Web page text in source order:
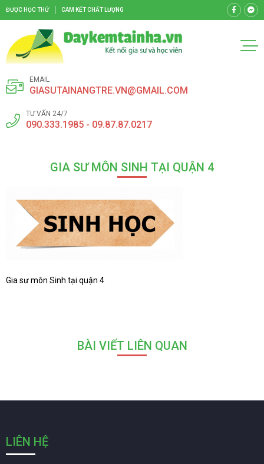
ĐƯỢC HỌC THỬ CAM KẾT CHẤT LƯỢNG
EMAIL
GIASUTAINANGTRE.VN@GMAIL.COM
TƯ VẤN 24/7
090.333.1985 - 09.87.87.0217
GIA SƯ MÔN SINH TẠI QUẬN 4
Gia sư môn Sinh tại quận 4
BÀI VIẾT LIÊN QUAN
LIÊN HỆ